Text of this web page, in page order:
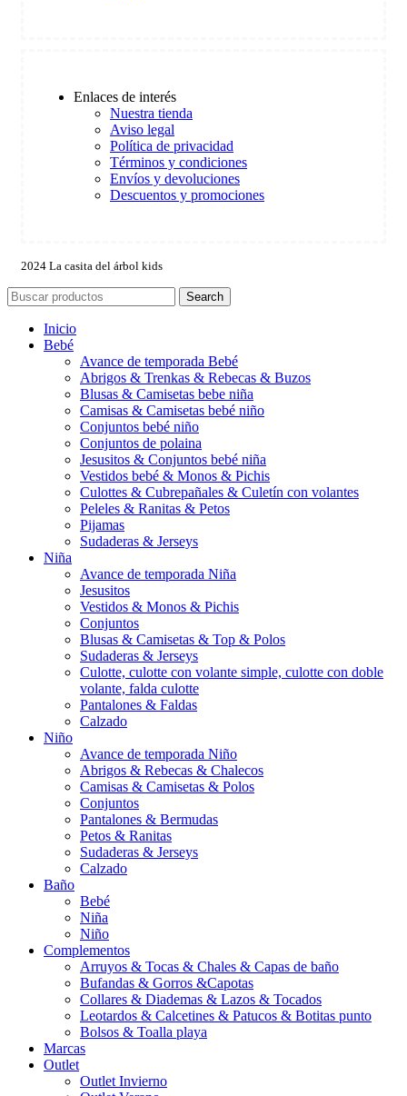
Enlaces de interés
Nuestra tienda
Aviso legal
Política de privacidad
Términos y condiciones
Envíos y devoluciones
Descuentos y promociones
2024 La casita del árbol kids
Search
Inicio
Bebé
Avance de temporada Bebé
Abrigos & Trenkas & Rebecas & Buzos
Blusas & Camisetas bebe niña
Camisas & Camisetas bebé niño
Conjuntos bebé niño
Conjuntos de polaina
Jesusitos & Conjuntos bebé niña
Vestidos bebé & Monos & Pichis
Culottes & Cubrepañales & Culetín con volantes
Peleles & Ranitas & Petos
Pijamas
Sudaderas & Jerseys
Niña
Avance de temporada Niña
Jesusitos
Vestidos & Monos & Pichis
Conjuntos
Blusas & Camisetas & Top & Polos
Sudaderas & Jerseys
Culotte, culotte con volante simple, culotte con doble
volante, falda culotte
Pantalones & Faldas
Calzado
Niño
Avance de temporada Niño
Abrigos & Rebecas & Chalecos
Camisas & Camisetas & Polos
Conjuntos
Pantalones & Bermudas
Petos & Ranitas
Sudaderas & Jerseys
Calzado
Baño
Bebé
Niña
Niño
Complementos
Arruyos & Tocas & Chales & Capas de baño
Bufandas & Gorros &Capotas
Collares & Diademas & Lazos & Tocados
Leotardos & Calcetines & Patucos & Botitas punto
Bolsos & Toalla playa
Marcas
Outlet
Outlet Invierno